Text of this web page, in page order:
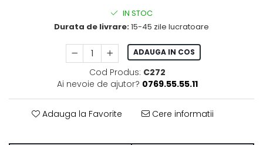
IN STOC
Durata de livrare:15-45 zile lucratoare
ADAUGA IN COS
Cod Produs: C272
Ai nevoie de ajutor? 0769.55.55.11
Adauga la Favorite Cere informatii